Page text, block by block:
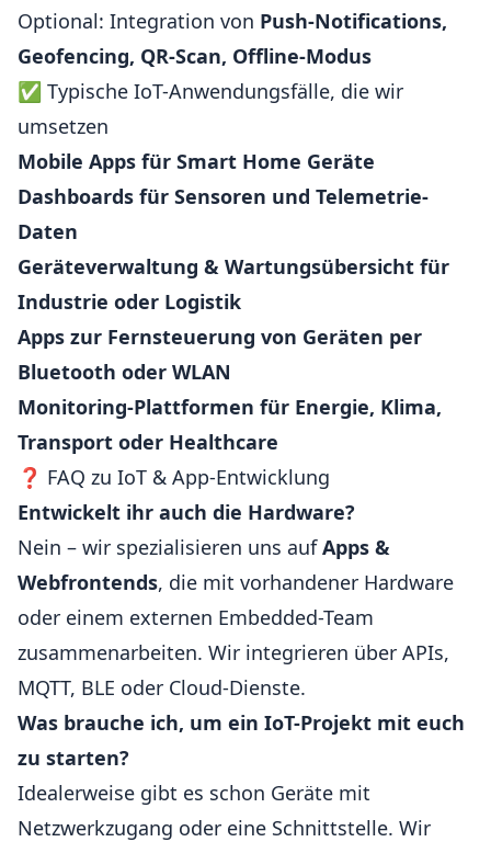
Optional: Integration von Push-Notifications,
Geofencing, QR-Scan, Offline-Modus
✅ Typische IoT-Anwendungsfälle, die wir
umsetzen
Mobile Apps für Smart Home Geräte
Dashboards für Sensoren und Telemetrie-
Daten
Geräteverwaltung & Wartungsübersicht für
Industrie oder Logistik
Apps zur Fernsteuerung von Geräten per
Bluetooth oder WLAN
Monitoring-Plattformen für Energie, Klima,
Transport oder Healthcare
❓ FAQ zu IoT & App-Entwicklung
Entwickelt ihr auch die Hardware?
Nein – wir spezialisieren uns aufApps &
Webfrontends, die mit vorhandener Hardware
oder einem externen Embedded-Team
zusammenarbeiten. Wir integrieren über APIs,
MQTT, BLE oder Cloud-Dienste.
Was brauche ich, um ein IoT-Projekt mit euch
zu starten?
Idealerweise gibt es schon Geräte mit
Netzwerkzugang oder eine Schnittstelle. Wir